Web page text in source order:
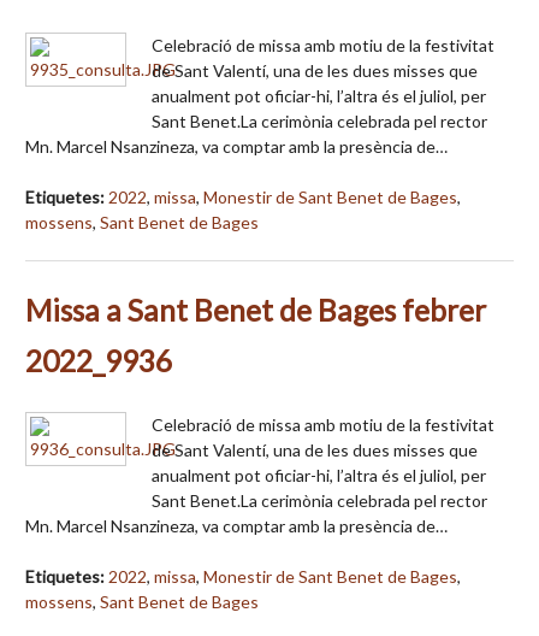
Celebració de missa amb motiu de la festivitat
de Sant Valentí, una de les dues misses que
anualment pot oficiar-hi, l’altra és el juliol, per
Sant Benet.La cerimònia celebrada pel rector
Mn. Marcel Nsanzineza, va comptar amb la presència de…
Etiquetes: 2022, missa, Monestir de Sant Benet de Bages,
mossens, Sant Benet de Bages
Missa a Sant Benet de Bages febrer
2022_9936
Celebració de missa amb motiu de la festivitat
de Sant Valentí, una de les dues misses que
anualment pot oficiar-hi, l’altra és el juliol, per
Sant Benet.La cerimònia celebrada pel rector
Mn. Marcel Nsanzineza, va comptar amb la presència de…
Etiquetes: 2022, missa, Monestir de Sant Benet de Bages,
mossens, Sant Benet de Bages